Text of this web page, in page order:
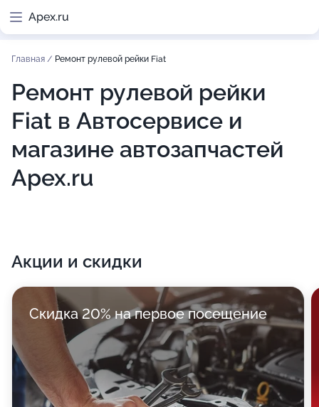
Apex.ru
Главная / Ремонт рулевой рейки Fiat
Ремонт рулевой рейки
Fiat в Автосервисе и
магазине автозапчастей
Apex.ru
Акции и скидки
Скидка 20% на первое посещение